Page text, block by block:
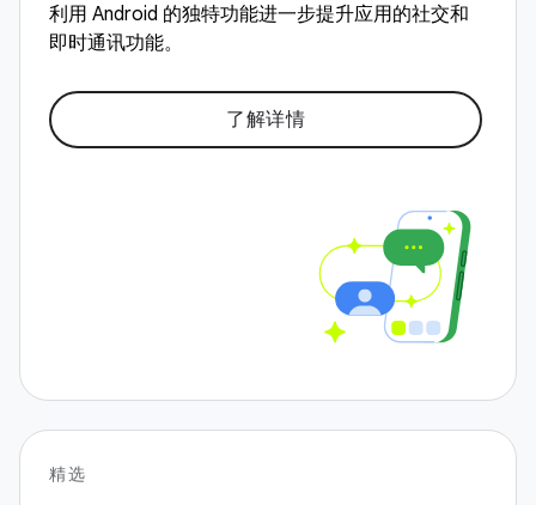
利用 Android 的独特功能进一步提升应用的社交和
即时通讯功能。
了解详情
精选